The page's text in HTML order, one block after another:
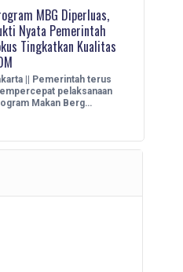
MBG Diperluas,
Nyata Pemerintah
Tingkatkan Kualitas
|| Pemerintah terus
pelaksanaan
Makan Berg…